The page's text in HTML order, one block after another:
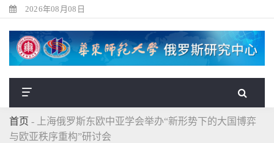
2026年08月08日
首页 -
上海俄罗斯东欧中亚学会举办“新形势下的大国博弈
与欧亚秩序重构”研讨会